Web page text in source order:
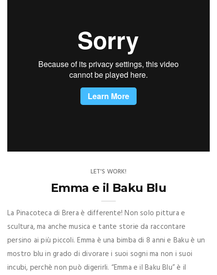
LET'S WORK!
Emma e il Baku Blu
La Pinacoteca di Brera è differente! Non solo pittura e
scultura, ma anche musica e tante storie da raccontare
persino ai più piccoli. Emma è una bimba di 8 anni e Baku è un
mostro blu in grado di divorare i suoi sogni ma non i suoi
incubi, perchè non può digerirli. “Emma e il Baku Blu” è il